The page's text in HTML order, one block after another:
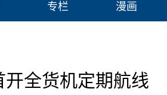
专栏 漫画
全货机定期航线